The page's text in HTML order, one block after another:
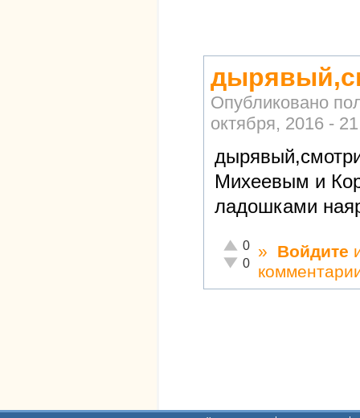
Опубликовано
октября, 2016 -
Михеевым и
ладошками
Отлично!
0
Неадекватно!
0
» Войдите